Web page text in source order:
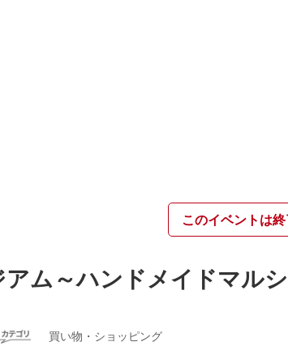
このイベントは
ム～ハンドメイドマル
買い物・ショッピング